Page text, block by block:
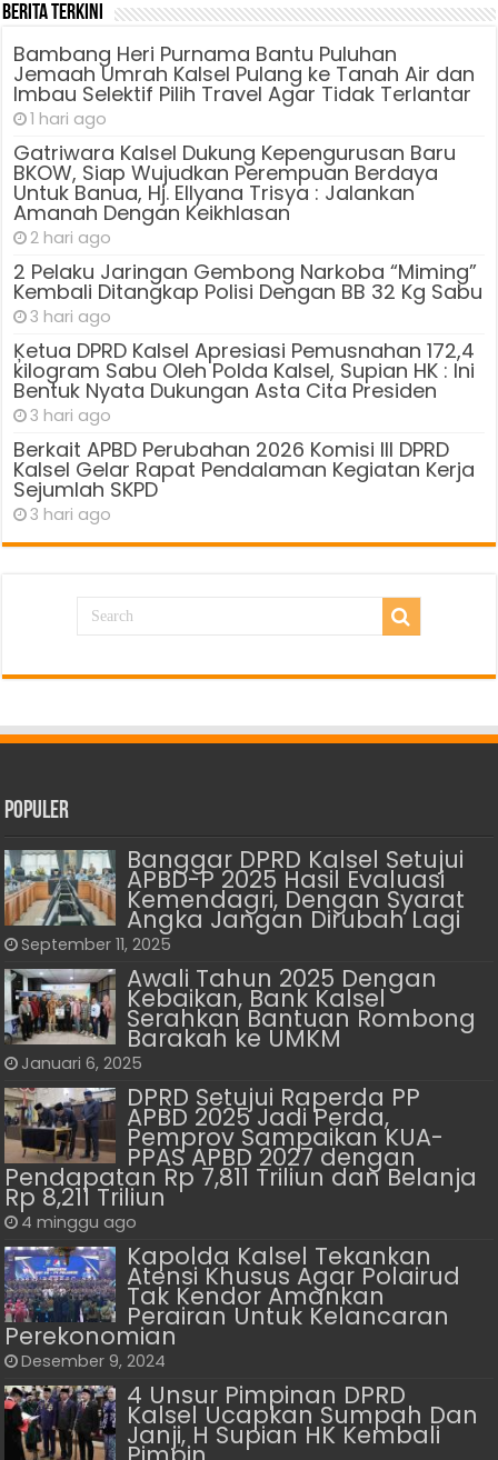
Berita Terkini
Bambang Heri Purnama Bantu Puluhan
Jemaah Umrah Kalsel Pulang ke Tanah Air dan
Imbau Selektif Pilih Travel Agar Tidak Terlantar
1 hari ago
Gatriwara Kalsel Dukung Kepengurusan Baru
BKOW, Siap Wujudkan Perempuan Berdaya
Untuk Banua, Hj. Ellyana Trisya : Jalankan
Amanah Dengan Keikhlasan
2 hari ago
2 Pelaku Jaringan Gembong Narkoba “Miming”
Kembali Ditangkap Polisi Dengan BB 32 Kg Sabu
3 hari ago
Ķetua DPRD Kalsel Apresiasi Pemusnahan 172,4
kilogram Sabu Oleh Polda Kalsel, Supian HK : Ini
Bentuk Nyata Dukungan Asta Cita Presiden
3 hari ago
Berkait APBD Perubahan 2026 Komisi III DPRD
Kalsel Gelar Rapat Pendalaman Kegiatan Kerja
Sejumlah SKPD
3 hari ago
Populer
Banggar DPRD Kalsel Setujui
APBD-P 2025 Hasil Evaluasi
Kemendagri, Dengan Syarat
Angka Jangan Dirubah Lagi
September 11, 2025
Awali Tahun 2025 Dengan
Kebaikan, Bank Kalsel
Serahkan Bantuan Rombong
Barakah ke UMKM
Januari 6, 2025
DPRD Setujui Raperda PP
APBD 2025 Jadi Perda,
Pemprov Sampaikan KUA-
PPAS APBD 2027 dengan
Pendapatan Rp 7,811 Triliun dan Belanja
Rp 8,211 Triliun
4 minggu ago
Kapolda Kalsel Tekankan
Atensi Khusus Agar Polairud
Tak Kendor Amankan
Perairan Untuk Kelancaran
Perekonomian
Desember 9, 2024
4 Unsur Pimpinan DPRD
Kalsel Ucapkan Sumpah Dan
Janji, H Supian HK Kembali